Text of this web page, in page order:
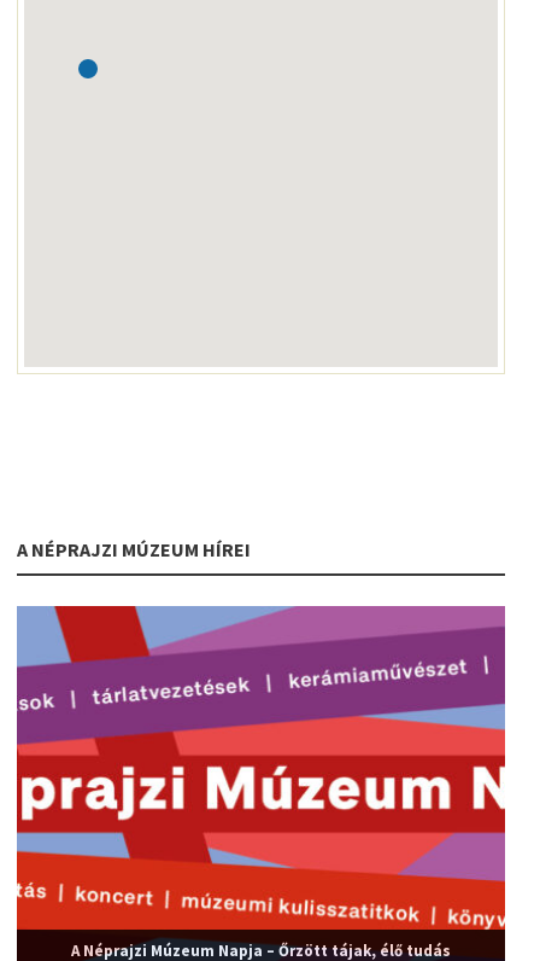
A NÉPRAJZI MÚZEUM HÍREI
A Néprajzi Múzeum Napja – Őrzött tájak, élő tudás